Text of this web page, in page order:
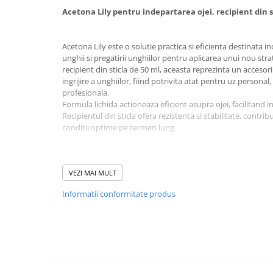
Acetona Lily pentru indepartarea ojei, recipient din
Acetona Lily este o solutie practica si eficienta destinata
unghii si pregatirii unghiilor pentru aplicarea unui nou
recipient din sticla de 50 ml, aceasta reprezinta un
ingrijire a unghiilor, fiind potrivita atat pentru uz
profesionala.
Formula lichida actioneaza eficient asupra ojei, facilitand
Recipientul din sticla ofera rezistenta si stabilitate,
conditii optime pe termen lung.
VEZI MAI MULT
Informatii conformitate produs